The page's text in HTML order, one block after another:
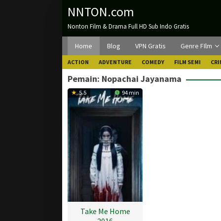
NNTON.com
Nonton Film & Drama Full HD Sub Indo Gratis
Home Blog VPN Gratis Genre FIlm
ACTION ADVENTURE COMEDY FILM SEMI
Pemain: Nopachai Jayanama
5.5 94 min
Take Me Home